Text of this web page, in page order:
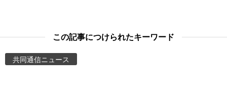
この記事につけられたキーワード
共同通信ニュース